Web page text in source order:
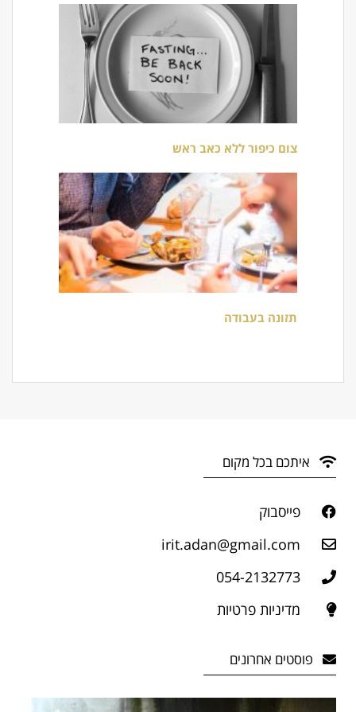
צום כיפור ללא כאב ראש
תזונה בעבודה
איתכם בכל מקום
פייסבוק
irit.adan@gmail.com
054-2132773
מדיניות פרטיות
פוסטים אחרונים